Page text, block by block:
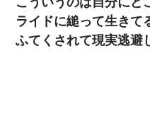
ライドに縋って生きて
ふてくされて現実逃避